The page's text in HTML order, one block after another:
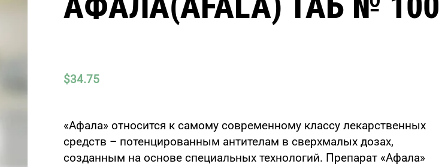
$34.75
«Афала» относится к самому современному классу лекарственных
средств – потенцированным антителам в сверхмалых дозах,
созданным на основе специальных технологий. Препарат «Афала»